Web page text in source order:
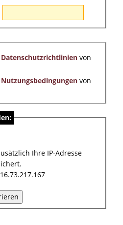
Datenschutzrichtlinien von
Nutzungsbedingungen von
Ihre IP-Adresse